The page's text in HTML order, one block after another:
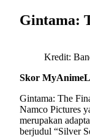
Gintama:
Kredit:
Skor
Gintama: The
Namco Pictures
merupakan
berjudul “Silver